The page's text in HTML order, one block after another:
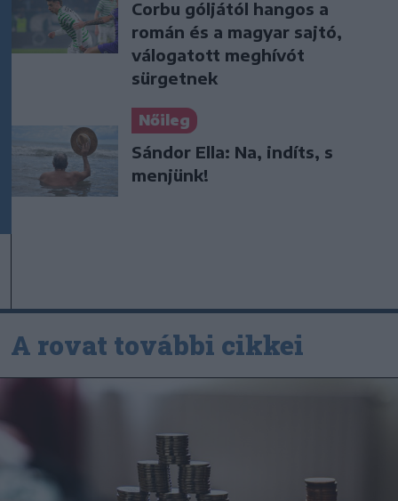
Corbu góljától hangos a
román és a magyar sajtó,
válogatott meghívót
sürgetnek
Nőileg
Sándor Ella: Na, indíts, s
menjünk!
A rovat további cikkei